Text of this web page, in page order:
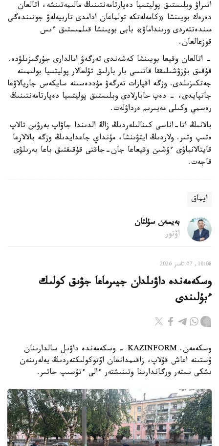
اتىراۋ وبلىستىق پوليتسيا دەپارتامەنتىنىڭ مالىمەتىنشە، اتالعان
دەرەك بويىنشا «كامەلەتكە تولماعان ادامدى تاربيەلەۋ جونىندەگى
مىندەتتەردى ورىنداماۋ» بابى بويىنشا قىلمىستىق ءىس
قوزعالعان.
- اتالعان وقيعا بويىنشا كەشەندى تەرگەۋ امالدارى جۇرگىزىلۋدە.
قۇقىق بۇزۋشىلىققا قاتىسى بار بارلىق تۇلعالار پوليتسيا بولىمىنە
جەتكىزىلدى. وزگە اقپارات تەرگەۋ مۇددەسىنە سايكەس جاريالاۋعا
جاتپايدى، - دەپ حابارلادى وبلىستىق پوليتسيا دەپارتامەنتىنىڭ
رەسمي وكىلى مەيىرىم ەرداۋلەت.
بالانىڭ اتا-اناسى كىنالىلەردىڭ زاڭ الدىندا جاۋاپ بەرۋىن تالاپ
ەتىپ وتىر. ولاردىڭ ايتۋىنشا، مۇنداي جاعدايدىڭ وزگە بالالارعا
قايتالانباۋى ءۇشىن وقيعاعا جان-جاقتى قۇقىقتىق باعا بەرىلۋى
قاجەت.
ايماق
بەيسەن سۇلتان
اۆتور
10:08, 07 تامىز 2026
وسكەمەندە داۋىلدان جيىرماعا جۋىق كولىك
ءبۇلىندى
وسكەمەن. KAZINFORM - وسكەمەندە داۋىل سالدارىنان
ۇستىنە اعاش قۇلاپ، زاقىمدانعان اۆتوكولىكتەردىڭ يەلەرىنەن
ىشكى ىستەر ورگاندارىنا وتىنىشتەر ءالى ءتۇسىپ جاتىر.